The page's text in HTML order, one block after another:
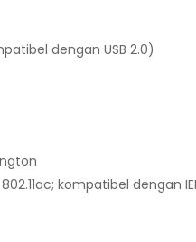
dengan USB 2.0)
kompatibel dengan